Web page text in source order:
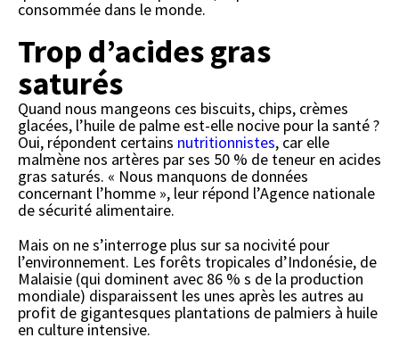
consommée dans le monde.
Trop d’acides gras
saturés
Quand nous mangeons ces biscuits, chips, crèmes
glacées, l’huile de palme est-elle nocive pour la santé ?
Oui, répondent certains nutritionnistes, car elle
malmène nos artères par ses 50 % de teneur en acides
gras saturés. « Nous manquons de données
concernant l’homme », leur répond l’Agence nationale
de sécurité alimentaire.
Mais on ne s’interroge plus sur sa nocivité pour
l’environnement. Les forêts tropicales d’Indonésie, de
Malaisie (qui dominent avec 86 % s de la production
mondiale) disparaissent les unes après les autres au
profit de gigantesques plantations de palmiers à huile
en culture intensive.